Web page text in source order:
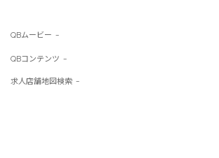
QBムービー
QBコンテンツ
求人店舗地図検索